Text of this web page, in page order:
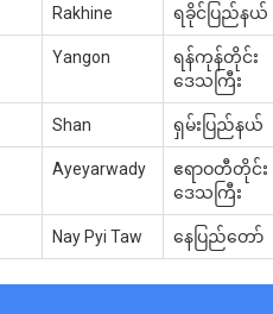
Rakhine ရခိုင်ပြည်နယ်
Yangon
ရန်ကုန်တိုင်း
ဒေသကြီး
Shan ရှမ်းပြည်နယ်
Ayeyarwady
ဧရာဝတီတိုင်း
ဒေသကြီး
Nay Pyi Taw နေပြည်တော်